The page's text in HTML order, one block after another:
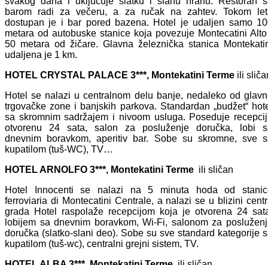
barom radi za večeru, a za ručak na zahtev. Tokom
dostupan je i bar pored bazena. Hotel je udaljen samo
metara od autobuske stanice koja povezuje Montecatini
50 metara od žičare. Glavna železnička stanica
udaljena je 1 km.
HOTEL CRYSTAL PALACE 3***, Montekatini Terme ili
Hotel se nalazi u centralnom delu banje, nedaleko od
trgovačke zone i banjskih parkova. Standardan „budžet“
sa skromnim sadržajem i nivoom usluga. Poseduje
otvorenu 24 sata, salon za posluženje doručka, lobi
dnevnim boravkom, aperitiv bar. Sobe su skromne, sve
kupatilom (tuš-WC), TV…
HOTEL ARNOLFO 3***, Montekatini Terme ili sličan
Hotel Innocenti se nalazi na 5 minuta hoda od
ferroviaria di Montecatini Centrale, a nalazi se u blizini
grada Hotel raspolaže recepcijom koja je otvorena 24
lobijem sa dnevnim boravkom, Wi-Fi, salonom za
doručka (slatko-slani deo). Sobe su sve standard kategorije
kupatilom (tuš-wc), centralni grejni sistem, TV.